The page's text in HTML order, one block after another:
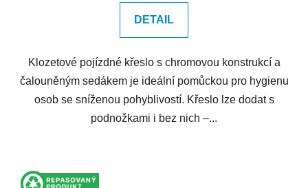
DETAIL
Klozetové pojízdné křeslo s chromovou konstrukcí a
čalouněným sedákem je ideální pomůckou pro hygienu
osob se sníženou pohyblivostí. Křeslo lze dodat s
podnožkami i bez nich –...